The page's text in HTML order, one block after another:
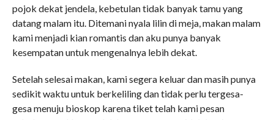
pojok dekat jendela, kebetulan tidak banyak tamu yang
datang malam itu. Ditemani nyala lilin di meja, makan malam
kami menjadi kian romantis dan aku punya banyak
kesempatan untuk mengenalnya lebih dekat.
Setelah selesai makan, kami segera keluar dan masih punya
sedikit waktu untuk berkeliling dan tidak perlu tergesa-
gesa menuju bioskop karena tiket telah kami pesan